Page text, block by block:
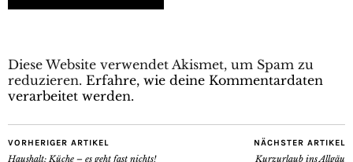
Diese Website verwendet Akismet, um Spam zu
reduzieren. Erfahre, wie deine Kommentardaten
verarbeitet werden.
VORHERIGER ARTIKEL
Haushalt: Küche – es geht fast nichts!
NÄCHSTER ARTIKEL
Kurzurlaub ins Allgäu